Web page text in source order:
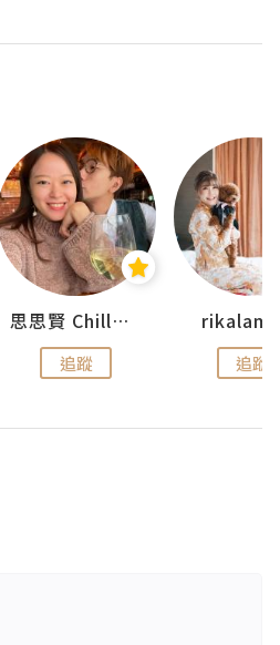
思思賢 ChillMyBabe
追蹤 追蹤